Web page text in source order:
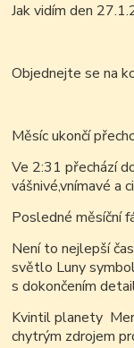
Jak vidím den
Objednejte se na
Měsíc ukončí
Ve 2:31 přechází
vášnivé,vnímavé a
Posledné měsíční
Není to nejlepší
světlo Luny
s dokončením
Kvintil planety
chytrým zdrojem